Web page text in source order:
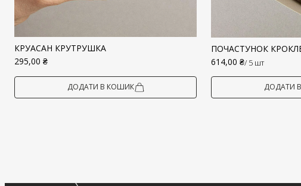
КРУАСАН КРУТРУШКА
295,00 ₴
ДОДАТИ В КОШИК
ПОЧАСТУНОК
614,00 ₴/ 5 шт
ДОДАТИ